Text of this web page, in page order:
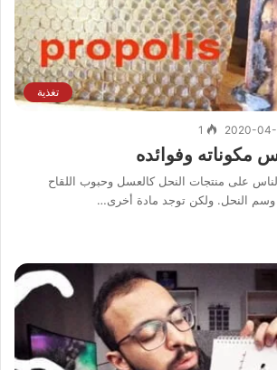
تغذية
2020-
1
مكوناته وفوائده
على منتجات النحل كالعسل وحبوب اللقاح
وسم النحل. ولكن توجد مادة أخرى…